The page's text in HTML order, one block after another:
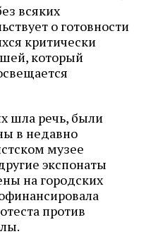
всяких
о готовности
критически
который
шла речь, были
в недавно
музее
экспонаты
на городских
против